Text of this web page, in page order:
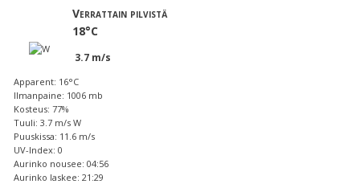
Verrattain pilvistä
18°C
3.7 m/s
Apparent: 16°C
Ilmanpaine: 1006 mb
Kosteus: 77%
Tuuli: 3.7 m/s W
Puuskissa: 11.6 m/s
UV-Index: 0
Aurinko nousee: 04:56
Aurinko laskee: 21:29